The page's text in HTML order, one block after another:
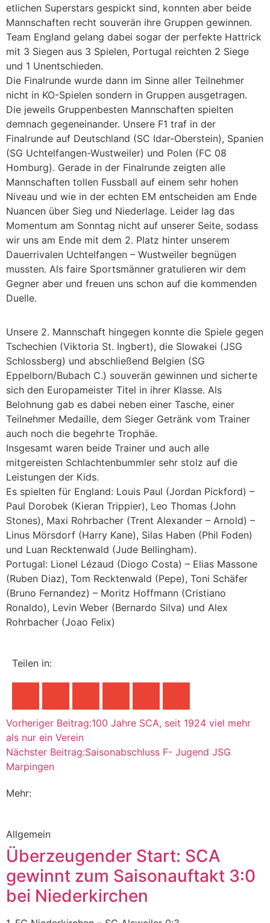
etlichen Superstars gespickt sind, konnten aber beide
Mannschaften recht souverän ihre Gruppen gewinnen.
Team England gelang dabei sogar der perfekte Hattrick
mit 3 Siegen aus 3 Spielen, Portugal reichten 2 Siege
und 1 Unentschieden.
Die Finalrunde wurde dann im Sinne aller Teilnehmer
nicht in KO-Spielen sondern in Gruppen ausgetragen.
Die jeweils Gruppenbesten Mannschaften spielten
demnach gegeneinander. Unsere F1 traf in der
Finalrunde auf Deutschland (SC Idar-Oberstein), Spanien
(SG Uchtelfangen-Wustweiler) und Polen (FC 08
Homburg). Gerade in der Finalrunde zeigten alle
Mannschaften tollen Fussball auf einem sehr hohen
Niveau und wie in der echten EM entscheiden am Ende
Nuancen über Sieg und Niederlage. Leider lag das
Momentum am Sonntag nicht auf unserer Seite, sodass
wir uns am Ende mit dem 2. Platz hinter unserem
Dauerrivalen Uchtelfangen – Wustweiler begnügen
mussten. Als faire Sportsmänner gratulieren wir dem
Gegner aber und freuen uns schon auf die kommenden
Duelle.
Unsere 2. Mannschaft hingegen konnte die Spiele gegen
Tschechien (Viktoria St. Ingbert), die Slowakei (JSG
Schlossberg) und abschließend Belgien (SG
Eppelborn/Bubach C.) souverän gewinnen und sicherte
sich den Europameister Titel in ihrer Klasse. Als
Belohnung gab es dabei neben einer Tasche, einer
Teilnehmer Medaille, dem Sieger Getränk vom Trainer
auch noch die begehrte Trophäe.
Insgesamt waren beide Trainer und auch alle
mitgereisten Schlachtenbummler sehr stolz auf die
Leistungen der Kids.
Es spielten für England: Louis Paul (Jordan Pickford) –
Paul Dorobek (Kieran Trippier), Leo Thomas (John
Stones), Maxi Rohrbacher (Trent Alexander – Arnold) –
Linus Mörsdorf (Harry Kane), Silas Haben (Phil Foden)
und Luan Recktenwald (Jude Bellingham).
Portugal: Lionel Lézaud (Diogo Costa) – Elias Massone
(Ruben Diaz), Tom Recktenwald (Pepe), Toni Schäfer
(Bruno Fernandez) – Moritz Hoffmann (Cristiano
Ronaldo), Levin Weber (Bernardo Silva) und Alex
Rohrbacher (Joao Felix)
Teilen in:
Vorheriger Beitrag:100 Jahre SCA, seit 1924 viel mehr
als nur ein Verein
Nächster Beitrag:Saisonabschluss F- Jugend JSG
Marpingen
Mehr:
Allgemein
Überzeugender Start: SCA
gewinnt zum Saisonauftakt 3:0
bei Niederkirchen